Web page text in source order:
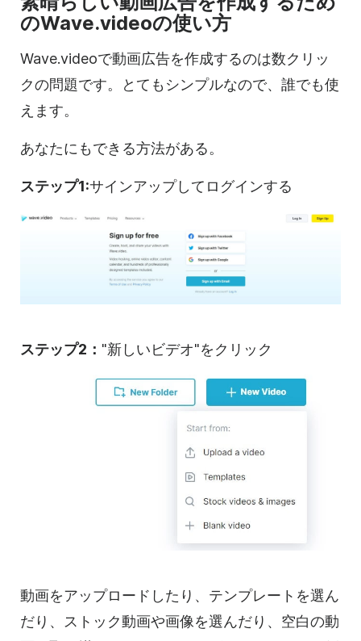
のWave.videoの使い方
Wave.videoで動画広告を作成するのは数クリッ
クの問題です。とてもシンプルなので、誰でも使
えます。
あなたにもできる方法がある。
ステップ1:サインアップしてログインする
ステップ2： "新しいビデオ"をクリック
動画をアップロードしたり、テンプレートを選ん
だり、ストック動画や画像を選んだり、空白の動